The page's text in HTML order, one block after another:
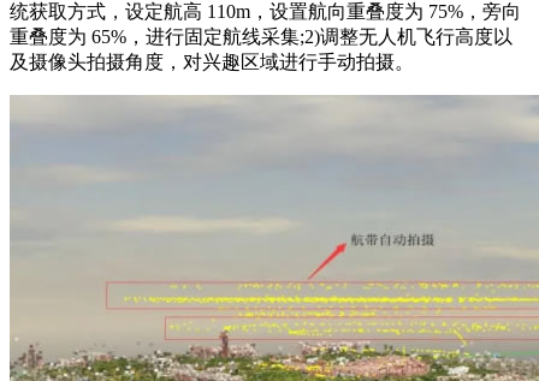
统获取方式，设定航高 110m，设置航向重叠度为 75%，旁向
重叠度为 65%，进行固定航线采集;2)调整无人机飞行高度以
及摄像头拍摄角度，对兴趣区域进行手动拍摄。